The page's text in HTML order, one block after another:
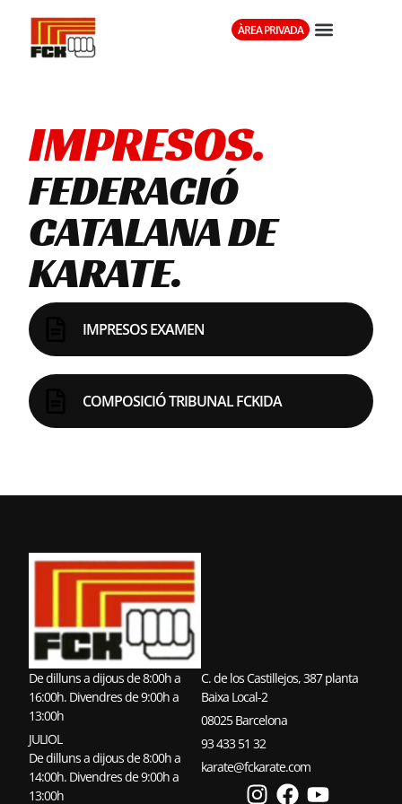
ÀREA PRIVADA
IMPRESOS.
FEDERACIÓ
CATALANA DE
KARATE.
IMPRESOS EXAMEN
COMPOSICIÓ TRIBUNAL FCKIDA
De dilluns a dijous de 8:00h a
16:00h. Divendres de 9:00h a
13:00h
JULIOL
De dilluns a dijous de 8:00h a
14:00h. Divendres de 9:00h a
13:00h
C. de los Castillejos, 387 planta
Baixa Local-2
08025 Barcelona
93 433 51 32
karate@fckarate.com